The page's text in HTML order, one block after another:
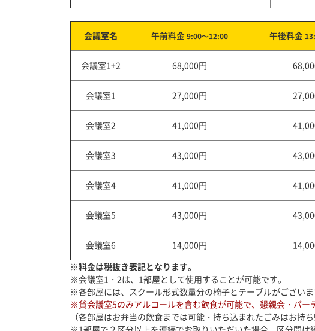
会議室名 午前料金9:00～12:00 午後料金
会議室1+2 68,000円
会議室1 27,000円
会議室2 41,000円
会議室3 43,000円
会議室4 41,000円
会議室5 43,000円
会議室6 14,000円
※料金は税抜き表記となります。
※会議室1・2は、1部屋として使用することが可能です。
※各部屋には、スクール形式数量分の椅子とテーブルがございま
※貸会議室5のみアルコールを含む飲食が可能で、懇親会・パー
（各部屋はお弁当の飲食までは可能・持ち込まれたごみはお持ち